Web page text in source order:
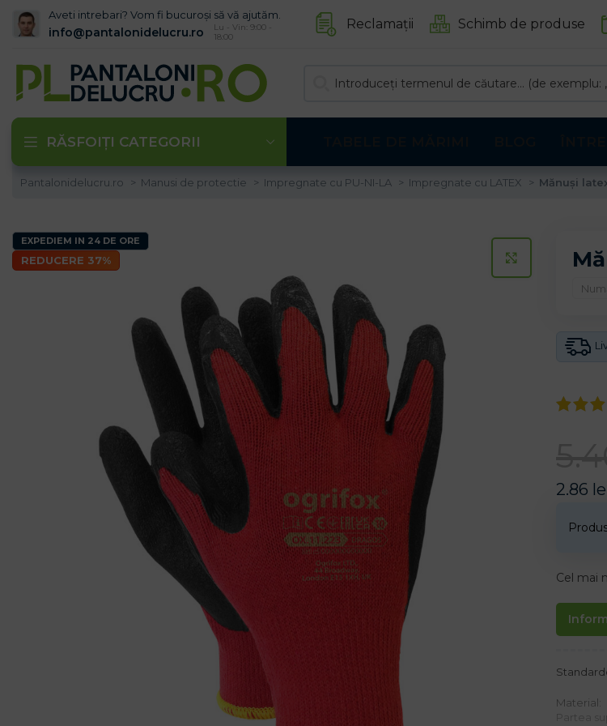
Aveti intrebari? Vom fi bucuroși să vă ajutăm.
info@pantalonidelucru.ro
Lu - Vin: 9:00 -
18:00
Reclamații Schimb de produse
RĂSFOIȚI CATEGORII
Pantalonidelucru.ro Manusi de protectie Impregnate cu PU-NI-LA Impregnate cu LATEX Mănuși
EXPEDIEM IN 24 DE ORE
REDUCERE 37% CLICK
2.86
Cel mai
Material:
Partea